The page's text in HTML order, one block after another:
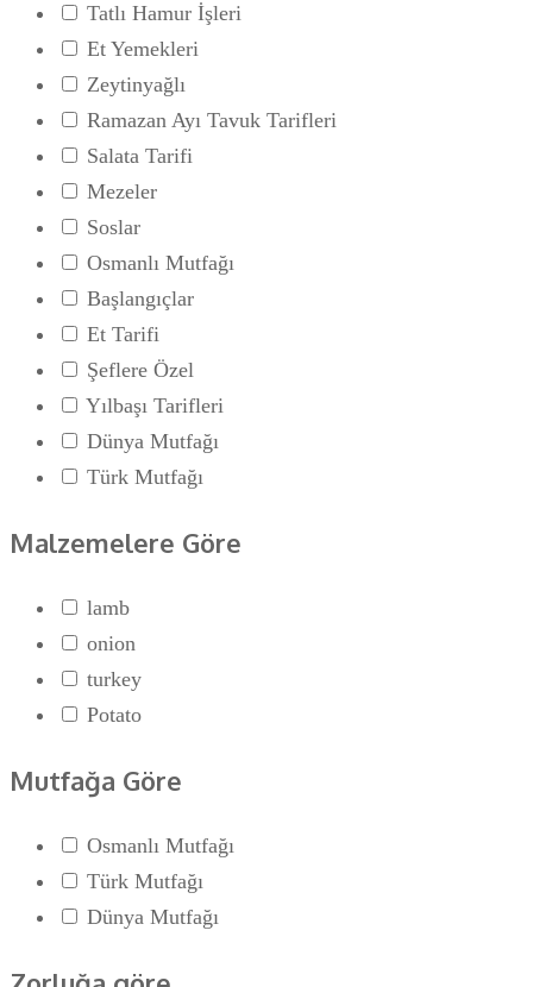
Tatlı Hamur İşleri
Et Yemekleri
Zeytinyağlı
Ramazan Ayı Tavuk Tarifleri
Salata Tarifi
Mezeler
Soslar
Osmanlı Mutfağı
Başlangıçlar
Et Tarifi
Şeflere Özel
Yılbaşı Tarifleri
Dünya Mutfağı
Türk Mutfağı
Malzemelere Göre
lamb
onion
turkey
Potato
Mutfağa Göre
Osmanlı Mutfağı
Türk Mutfağı
Dünya Mutfağı